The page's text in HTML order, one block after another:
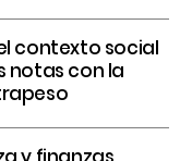
contexto social
notas con la